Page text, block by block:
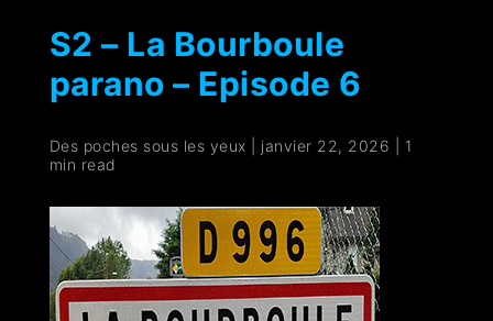
S2 – La Bourboule
parano – Episode 6
Des poches sous les yeux janvier 22, 2026
1
min read